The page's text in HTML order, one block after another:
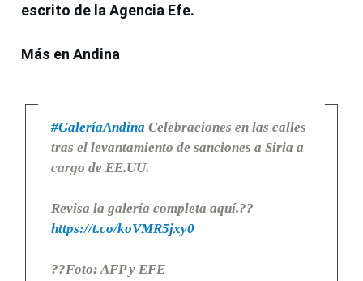
escrito de la Agencia Efe.
Más en Andina
#GaleríaAndina Celebraciones en las calles
tras el levantamiento de sanciones a Siria a
cargo de EE.UU.
Revisa la galería completa aquí.??
https://t.co/koVMR5jxy0
??Foto: AFP y EFE